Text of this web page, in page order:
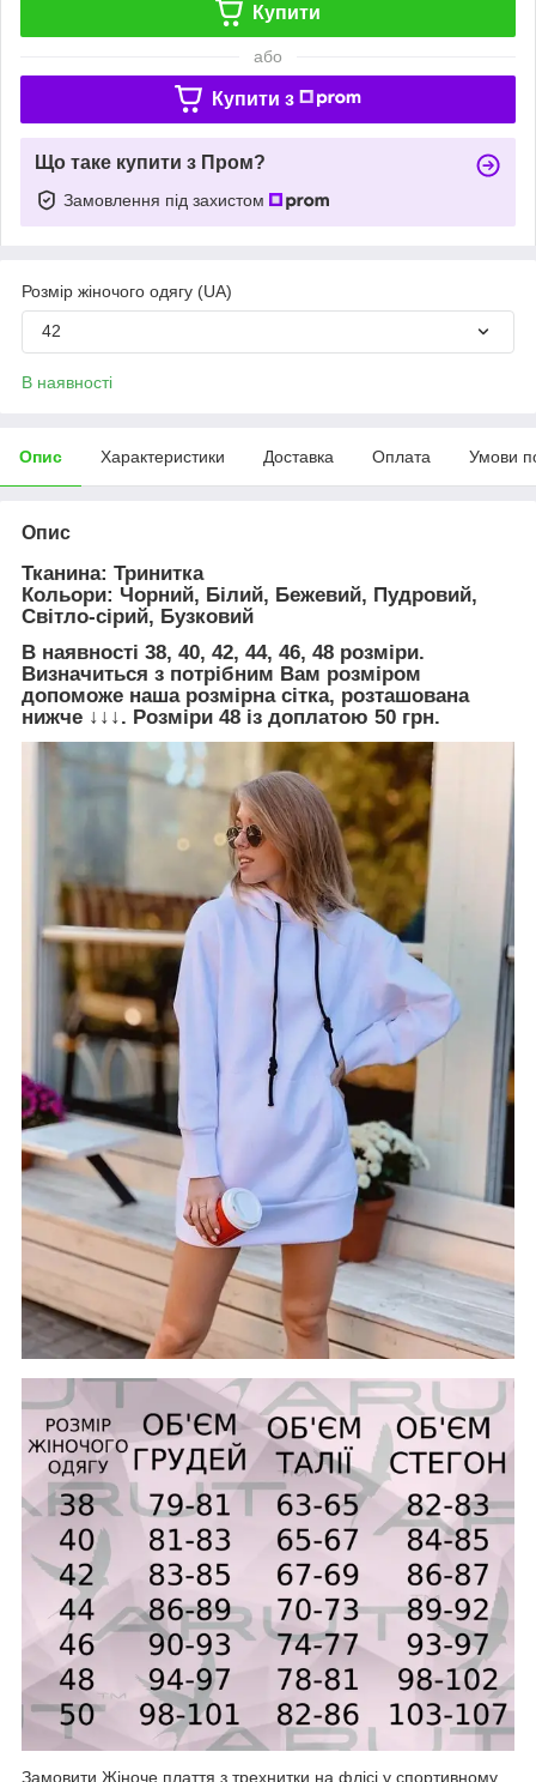
Купити
або
Купити з
Що таке купити з Пром?
Замовлення під захистом
Розмір жіночого одягу (UA)
42
В наявності
Опис Характеристики Доставка Оплата Умови
Опис
Тканина: Тринитка
Кольори: Чорний, Білий, Бежевий, Пудровий,
Світло-сірий, Бузковий
В наявності 38, 40, 42, 44, 46, 48 розміри.
Визначиться з потрібним Вам розміром
допоможе наша розмірна сітка, розташована
нижче ↓↓↓. Розміри 48 із доплатою 50 грн.
Замовити Жіноче плаття з трехнитки на флісі у спортивному